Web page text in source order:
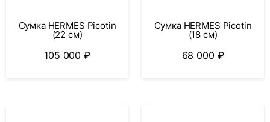
Сумка HERMES Picotin
(22 см)
105 000 ₽
Сумка HERMES Picotin
(18 см)
68 000 ₽